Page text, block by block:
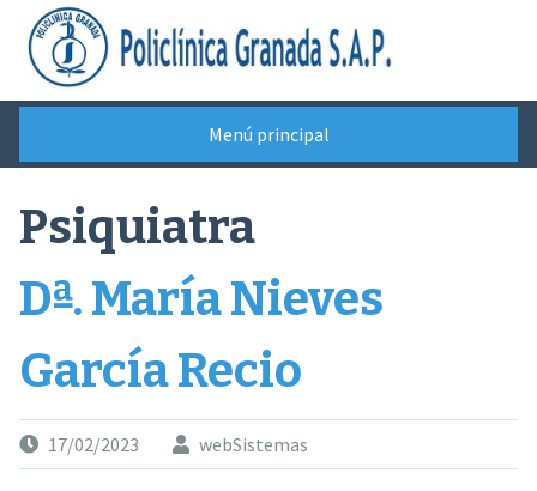
Saltar
contenido
Menú principal
Psiquiatra
Dª. María Nieves
García Recio
17/02/2023 webSistemas